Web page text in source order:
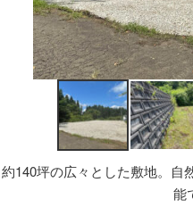
約140坪の広々とした敷地。自
能